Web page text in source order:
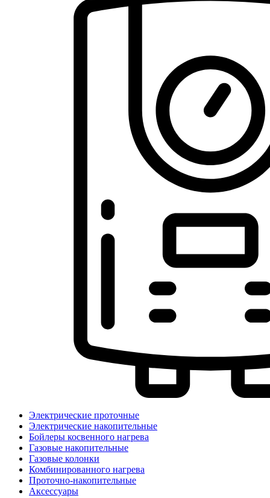
Электрические проточные
Электрические накопительные
Бойлеры косвенного нагрева
Газовые накопительные
Газовые колонки
Комбинированного нагрева
Проточно-накопительные
Аксессуары